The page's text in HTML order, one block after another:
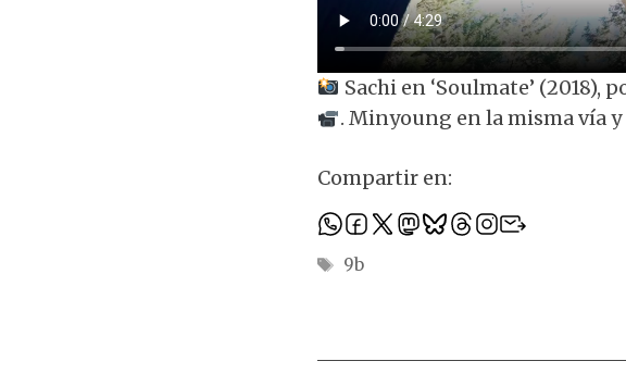
Sachi en ‘Soulmate’ (2018),
. Minyoung en la misma vía
Compartir en:
Etiquetas
9b